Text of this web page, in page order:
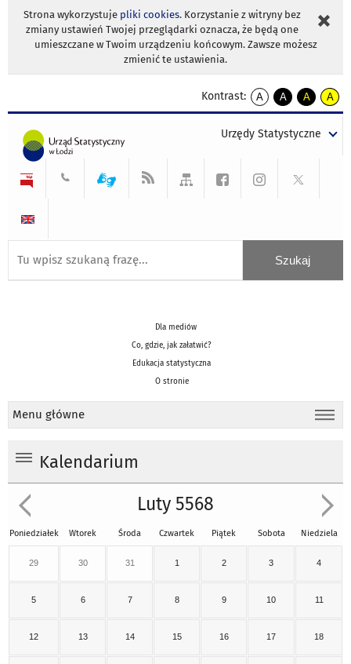
Strona wykorzystuje pliki cookies. Korzystanie z witryny bez
zmiany ustawień Twojej przeglądarki oznacza, że będą one
umieszczane w Twoim urządzeniu końcowym. Zawsze możesz
zmienić te ustawienia.
Kontrast:
A
kontrast
A
kontrast
tekst
czarnym
A
kontrast
tekst
czarnym
A
tekst
żółtym
Urzędy Statystyczne
Dla mediów
Co, gdzie, jak załatwić?
Edukacja statystyczna
O stronie
Menu główne
Kalendarium
Luty 5568
Poniedziałek Wtorek Środa Czwartek Piątek Sobota Niedziela
29 30 31 1 2 3 4
5 6 7 8 9 10 11
12 13 14 15 16 17 18